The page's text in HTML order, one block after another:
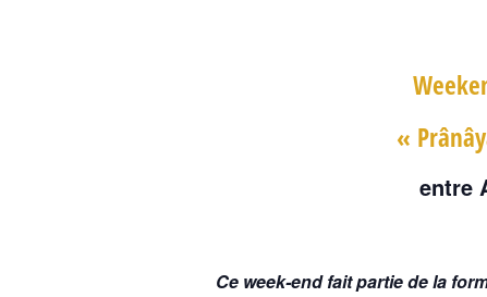
«
entre
Ce week-end fait partie de la